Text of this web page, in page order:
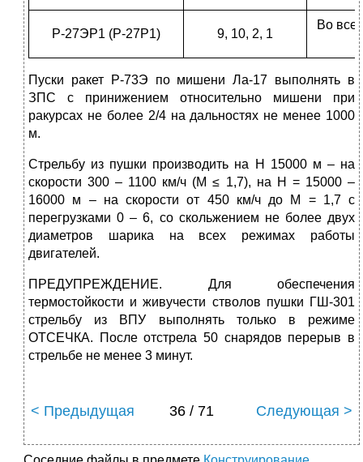
Р-27ЭР1 (Р-27Р1) 9, 10, 2, 1
Во
Пуски ракет Р-73Э по мишени Ла-17 выполнять в
ЗПС с принижением относительно мишени при
ракурсах не более 2/4 на дальностях не менее 1000
м.
Стрельбу из пушки производить на Н 15000 м – на
скорости 300 – 1100 км/ч (М ≤ 1,7), на Н = 15000 –
16000 м – на скорости от 450 км/ч до М = 1,7 с
перегрузками 0 – 6, со скольжением не более двух
диаметров шарика на всех режимах работы
двигателей.
ПРЕДУПРЕЖДЕНИЕ. Для обеспечения
термостойкости и живучести стволов пушки ГШ-301
стрельбу из ВПУ выполнять только в режиме
ОТСЕЧКА. После отстрела 50 снарядов перерыв в
стрельбе не менее 3 минут.
< Предыдущая 36 / 71 Следующая >